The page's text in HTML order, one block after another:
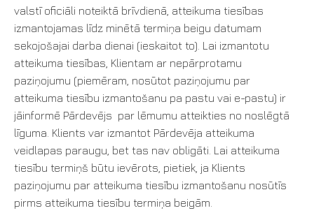
valstī oficiāli noteiktā brīvdienā, atteikuma tiesības
izmantojamas līdz minētā termiņa beigu datumam
sekojošajai darba dienai (ieskaitot to). Lai izmantotu
atteikuma tiesības, Klientam ar nepārprotamu
paziņojumu (piemēram, nosūtot paziņojumu par
atteikuma tiesību izmantošanu pa pastu vai e-pastu) ir
jāinformē Pārdevējs par lēmumu atteikties no noslēgtā
līguma. Klients var izmantot Pārdevēja atteikuma
veidlapas paraugu, bet tas nav obligāti. Lai atteikuma
tiesību termiņš būtu ievērots, pietiek, ja Klients
paziņojumu par atteikuma tiesību izmantošanu nosūtīs
pirms atteikuma tiesību termiņa beigām.